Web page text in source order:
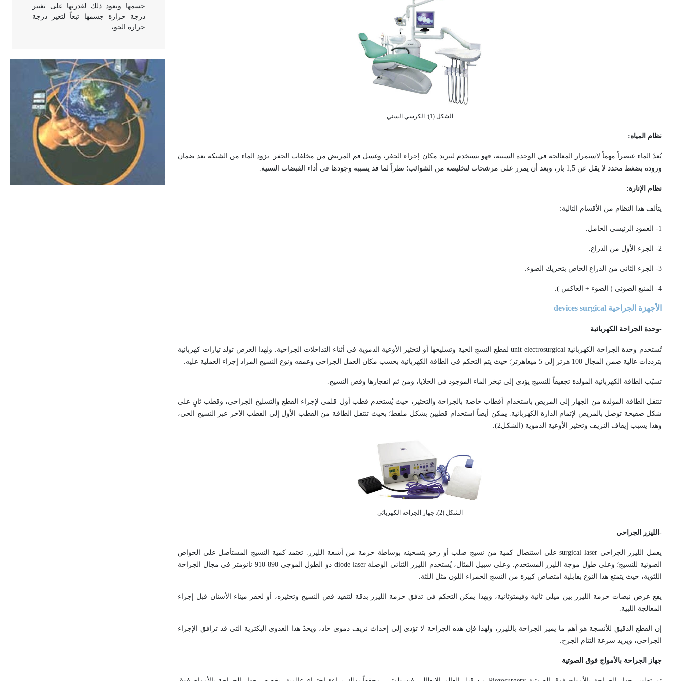
الشكل (1): الكرسي السني
نظام المياه:
يُعدّ الماء عنصراً مهماً لاستمرار المعالجة في الوحدة السنية، فهو يستخدم لتبريد مكان إجراء الحفر، وغسل فم المريض من مخلفات الحفر. يزود الماء من الشبكة بعد ضمان
وروده بضغط محدد لا يقل عن 1,5 بار، وبعد أن يمرر على مرشحات لتخليصه من الشوائب؛ نظراً لما قد يسببه وجودها في أداء القبضات السنية.
نظام الإنارة:
يتألف هذا النظام من الأقسام التالية:
1- العمود الرئيسي الحامل.
2- الجزء الأول من الذراع.
3- الجزء الثاني من الذراع الخاص بتحريك الضوء.
4- المنبع الضوئي ( الضوء + العاكس ).
الأجهزة الجراحية surgical
devices
-وحدة الجراحة الكهربائية
تُستخدم وحدة الجراحة الكهربائيةelectrosurgical
unitلقطع النسج الحية وتسليخها أو لتخثير الأوعية الدموية في أثناء التداخلات الجراحية. ولهذا الغرض تولد تيارات كهربائية
بترددات عالية ضمن المجال 100 هرتز إلى 5 ميغاهرتز؛ حيث يتم التحكم في الطاقة الكهربائية بحسب مكان العمل الجراحي وعمقه ونوع النسيج المراد إجراء العملية عليه.
تسبّب الطاقة الكهربائية المولدة تجفيفاً للنسيج يؤدي إلى تبخر الماء الموجود في الخلايا، ومن ثم انفجارها وقص النسيج.
تنتقل الطاقة المولدة من الجهاز إلى المريض باستخدام أقطاب خاصة بالجراحة والتخثير، حيث يُستخدم قطب أول قلمي لإجراء القطع والتسليخ الجراحي، وقطب ثانٍ على
شكل صفيحة توصل بالمريض لإتمام الدارة الكهربائية. يمكن أيضاً استخدام قطبين بشكل ملقط؛ بحيث تنتقل الطاقة من القطب الأول إلى القطب الآخر عبر النسيج الحي،
وهذا يسبب إيقاف النزيف وتخثير الأوعية الدموية (الشكل2).
الشكل (2): جهاز الجراحة الكهربائي
- الليزر الجراحي
يعمل الليزر الجراحي surgical laserعلى استئصال كمية من نسيج صلب أو رخو بتسخينه بوساطة حزمة من أشعة الليزر. تعتمد كمية النسيج المستأصل على الخواص
الضوئية للنسيج؛ وعلى طول موجة الليزر المستخدم. وعلى سبيل المثال، يُستخدم الليزر الثنائي الوصلةdiode laser
ذو الطول الموجي 890-910 نانومتر في مجال الجراحة
اللثوية، حيث يتمتع هذا النوع بقابلية امتصاص كبيرة من النسج الحمراء اللون مثل اللثة.
يقع عرض نبضات حزمة الليزر بين ميلي ثانية وفيمتوثانية، وبهذا يمكن التحكم في تدفق حزمة الليزر بدقة لتنفيذ قص النسيج وتخثيره، أو لحفر ميناء الأسنان قبل إجراء
المعالجة اللبية.
إن القطع الدقيق للأنسجة هو أهم ما يميز الجراحة بالليزر، ولهذا فإن هذه الجراحة لا تؤدي إلى إحداث نزيف دموي حاد، ويحدّ هذا العدوى البكترية التي قد ترافق الإجراء
الجراحي، ويزيد سرعة التئام الجرح.
جهاز الجراحة بالأمواج فوق الصوتية
جسمها ويعود ذلك لقدرتها على تغيير
درجة حرارة جسمها تبعاً لتغير درجة
حرارة الجو،
- هل تعلم أن أبقراط كتب في الطب
أربعة مؤلفات هي: الحكم، الأدلة، تنظيم
التغذية، ورسالته في جروح الرأس.
ويعود له الفضل بأنه حرر الطب من
الدين والفلسفة.
- هل تعلم أن المرجان إفراز حيواني
يتكون في البحر ويتركب من مادة
كربونات الكلسيوم، وهو أحمر أو شديد
الحمرة وهو أجود أنواعه، ويمتاز بكبر
الحجم ويسمى الش